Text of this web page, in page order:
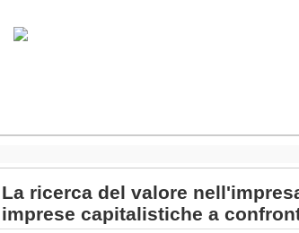
La ricerca del valore
imprese capitalistiche a